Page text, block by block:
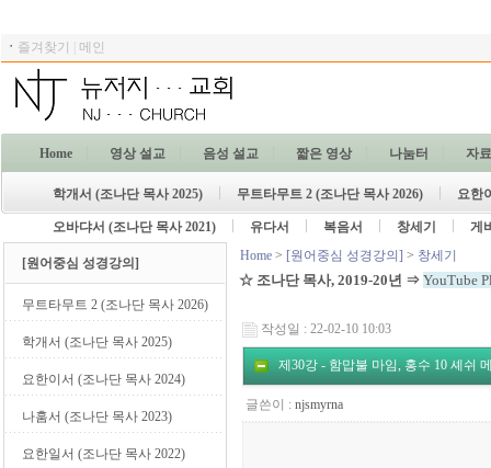
ㆍ 즐겨찾기 메인
Home 영상 설교 음성 설교 짧은 영상 나눔터 자
학개서 (조나단 목사 2025) 무트타무트 2 (조나단 목사 2026) 요한
오바댜서 (조나단 목사 2021) 유다서 복음서 창세기 게
[원어중심 성경강의]
무트타무트 2 (조나단 목사 2026)
학개서 (조나단 목사 2025)
요한이서 (조나단 목사 2024)
나훔서 (조나단 목사 2023)
요한일서 (조나단 목사 2022)
Home > [원어중심 성경강의] > 창세기
☆ 조나단 목사, 2019-20년 ⇒ YouTube
작성일 : 22-02-10 10:03
제30강 - 함맙불 마임, 홍수 10 셰쉬
글쓴이 : njsmyrna